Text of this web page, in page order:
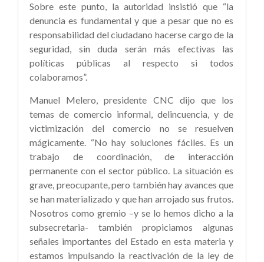
Sobre este punto, la autoridad insistió que “la
denuncia es fundamental y que a pesar que no es
responsabilidad del ciudadano hacerse cargo de la
seguridad, sin duda serán más efectivas las
políticas públicas al respecto si todos
colaboramos”.
Manuel Melero, presidente CNC dijo que los
temas de comercio informal, delincuencia, y de
victimización del comercio no se resuelven
mágicamente. “No hay soluciones fáciles. Es un
trabajo de coordinación, de interacción
permanente con el sector público. La situación es
grave, preocupante, pero también hay avances que
se han materializado y que han arrojado sus frutos.
Nosotros como gremio –y se lo hemos dicho a la
subsecretaria- también propiciamos algunas
señales importantes del Estado en esta materia y
estamos impulsando la reactivación de la ley de